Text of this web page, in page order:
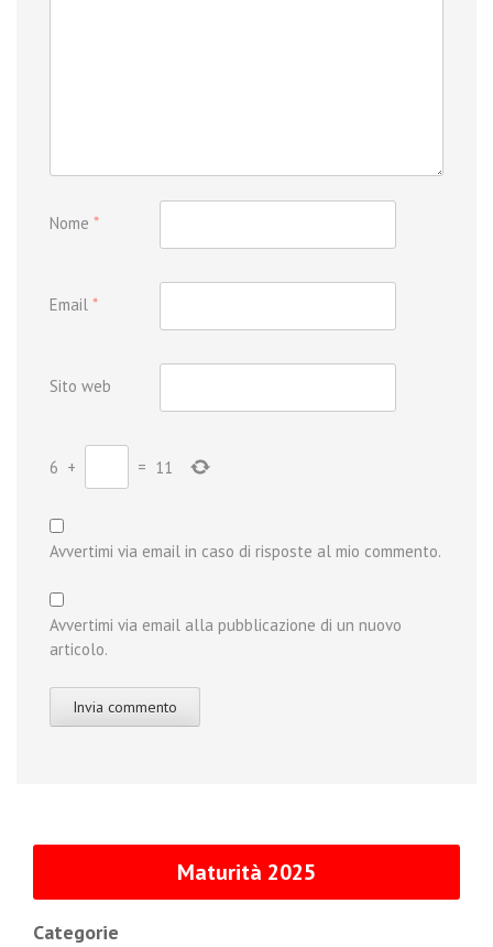
Nome *
Email *
Sito web
6 + = 11
Avvertimi via email in caso di risposte al mio commento.
Avvertimi via email alla pubblicazione di un nuovo
articolo.
Maturità 2025
Categorie